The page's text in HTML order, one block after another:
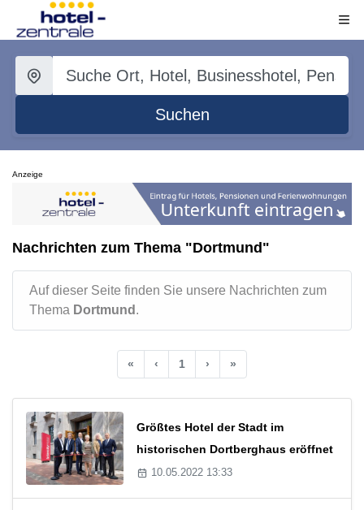
Suchen
Anzeige
Nachrichten zum Thema "Dortmund"
Auf dieser Seite finden Sie unsere Nachrichten zum
Thema Dortmund .
« ‹ 1 › »
Größtes Hotel der Stadt im
historischen Dortberghaus eröffnet
10.05.2022 13:33